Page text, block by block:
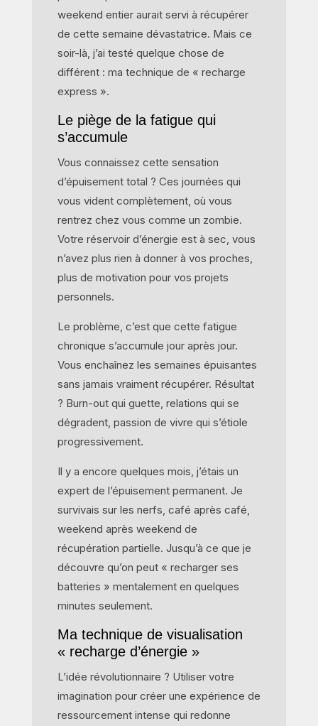
weekend entier aurait servi à récupérer
de cette semaine dévastatrice. Mais ce
soir-là, j’ai testé quelque chose de
différent : ma technique de « recharge
express ».
Le piège de la fatigue qui
s’accumule
Vous connaissez cette sensation
d’épuisement total ? Ces journées qui
vous vident complètement, où vous
rentrez chez vous comme un zombie.
Votre réservoir d’énergie est à sec, vous
n’avez plus rien à donner à vos proches,
plus de motivation pour vos projets
personnels.
Le problème, c’est que cette fatigue
chronique s’accumule jour après jour.
Vous enchaînez les semaines épuisantes
sans jamais vraiment récupérer. Résultat
? Burn-out qui guette, relations qui se
dégradent, passion de vivre qui s’étiole
progressivement.
Il y a encore quelques mois, j’étais un
expert de l’épuisement permanent. Je
survivais sur les nerfs, café après café,
weekend après weekend de
récupération partielle. Jusqu’à ce que je
découvre qu’on peut « recharger ses
batteries » mentalement en quelques
minutes seulement.
Ma technique de visualisation
« recharge d’énergie »
L’idée révolutionnaire ? Utiliser votre
imagination pour créer une expérience de
ressourcement intense qui redonne